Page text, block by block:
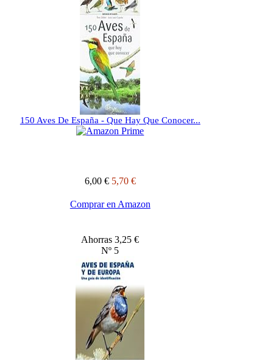
150 Aves De España - Que Hay Que Conocer...
6,00 € 5,70 €
Comprar en Amazon
Ahorras 3,25 €
Nº 5